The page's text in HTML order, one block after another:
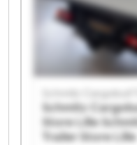
Schmitz Cargobull
Cargobull Trailer
Store Lille Schmitz
Schmitz Cargobull
Schmitz
Store Lille
Trailer Store Lille